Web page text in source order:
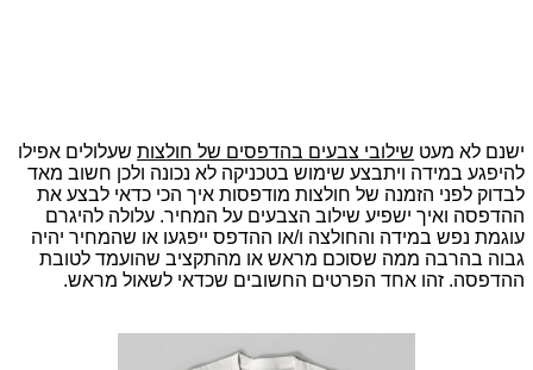
ישנם לא מעט שילובי צבעים בהדפסים של חולצותשעלולים אפילו
להיפגע במידה ויתבצע שימוש בטכניקה לא נכונה ולכן חשוב מאד
לבדוק לפני הזמנה של חולצות מודפסות איך הכי כדאי לבצע את
ההדפסה ואיך ישפיע שילוב הצבעים על המחיר. עלולה להיגרם
עוגמת נפש במידה והחולצה ו/או ההדפס ייפגעו או שהמחיר יהיה
גבוה בהרבה ממה שסוכם מראש או מהתקציב שהועמד לטובת
ההדפסה. זהו אחד הפרטים החשובים שכדאי לשאול מראש.